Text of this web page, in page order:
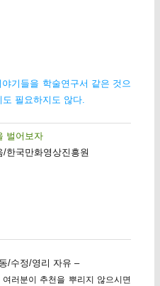
기들을 학술연구서 같은 것으
필요하지도 않다.
벌어보자
/한국만화영상진흥원
/수정/영리 자유 –
러분이 추천을 뿌리지 않으시면